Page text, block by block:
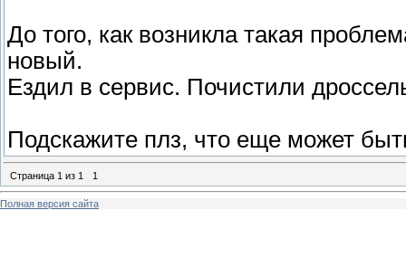
До того, как возникла такая
новый.
Ездил в сервис. Почистили
Подскажите плз, что еще может
Страница 1 из 1 1
Полная версия сайта